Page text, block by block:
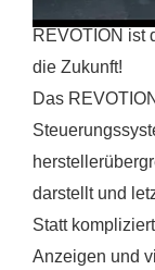
REVOTION ist
die Zukunft!
Das
darstellt und
Statt
Anzeigen und